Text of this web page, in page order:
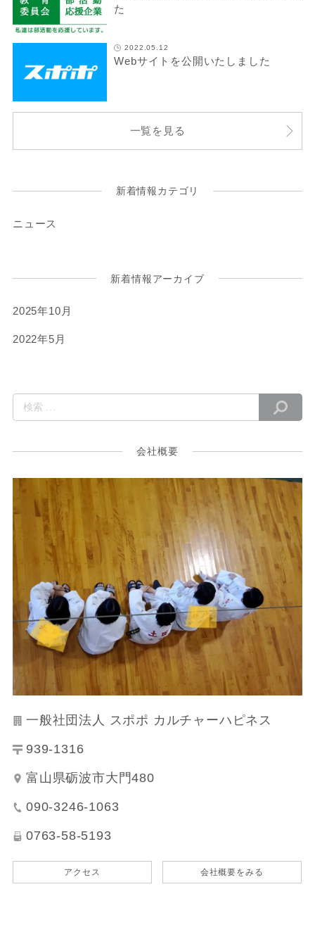
た
2022.05.12
Webサイトを公開いたしました
一覧を見る
新着情報カテゴリ
ニュース
新着情報アーカイブ
2025年10月
2022年5月
会社概要
一般社団法人 スポポ カルチャーハピネス
939-1316
富山県砺波市大門480
090-3246-1063
0763-58-5193
アクセス 会社概要をみる